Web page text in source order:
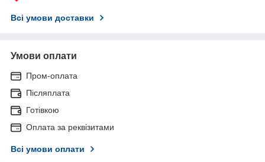
Всі умови доставки
Умови оплати
Пром-оплата
Післяплата
Готівкою
Оплата за реквізитами
Всі умови оплати